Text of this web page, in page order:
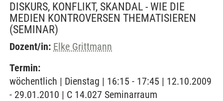
DISKURS, KONFLIKT, SKANDAL - WIE DIE
MEDIEN KONTROVERSEN THEMATISIEREN
(SEMINAR)
Dozent/in: Elke Grittmann
Termin:
wöchentlich | Dienstag | 16:15 - 17:45 | 12.10.2009
- 29.01.2010 | C 14.027 Seminarraum